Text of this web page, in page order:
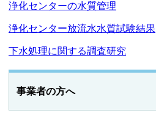
浄化センターの水質管理
浄化センター放流水水質試験結果
下水処理に関する調査研究
事業者の方へ